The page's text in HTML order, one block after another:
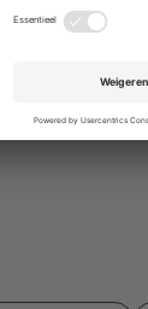
zijn er al